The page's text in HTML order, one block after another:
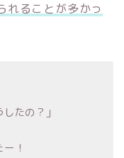
れることが多かっ
たの？」
！